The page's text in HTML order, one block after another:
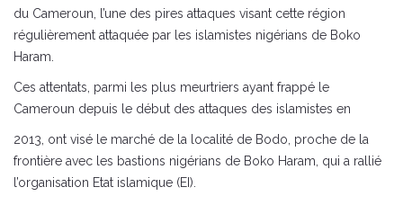
du Cameroun, l’une des pires attaques visant cette région
régulièrement attaquée par les islamistes nigérians de Boko
Haram.
Ces attentats, parmi les plus meurtriers ayant frappé le
Cameroun depuis le début des attaques des islamistes en
2013, ont visé le marché de la localité de Bodo, proche de la
frontière avec les bastions nigérians de Boko Haram, qui a rallié
l’organisation Etat islamique (EI).